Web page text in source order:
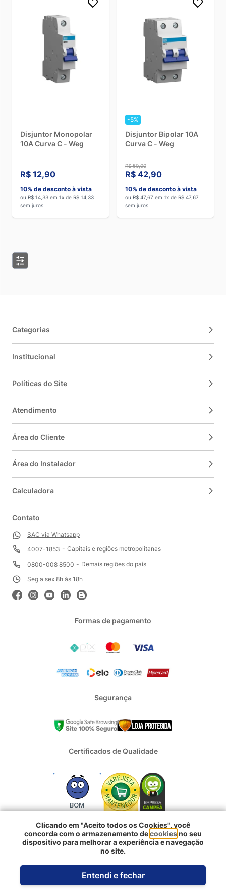
Disjuntor Monopolar
10A Curva C - Weg
R$ 12,90
10% de desconto à vista
ou R$ 14,33 em 1x de R$ 14,33
sem juros
-5%
Disjuntor Bipolar 10A
Curva C - Weg
R$ 50,00
R$ 42,90
10% de desconto à vista
ou R$ 47,67 em 1x de R$ 47,67
sem juros
Categorias
Institucional
Políticas do Site
Atendimento
Área do Cliente
Área do Instalador
Calculadora
Contato
SAC via Whatsapp
4007-1853
Capitais e regiões metropolitanas
0800-008 8500
Demais regiões do país
Seg a sex 8h às 18h
Formas de pagamento
Segurança
Certificados de Qualidade
BOM
2024 - Todos os direitos reservados | REFRIGERACAO DUFRIO
COMERCIO E IMPORTACAO S.A. | CNPJ : 01.754.239/0001-10 |
Porto Alegre RS - CEP: 90230-011
Desenvolvido pela
Clicando em "Aceito todos os Cookies", você
concorda com o armazenamento decookiesno seu
dispositivo para melhorar a experiência e navegação
no site.
Entendi e fechar